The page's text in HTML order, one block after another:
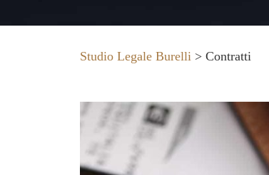
Studio Legale Burelli > Contratti